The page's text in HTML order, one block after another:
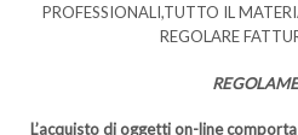
PROFESSIONALI,TUTTO IL
REGOLARE
L’acquisto di oggetti on-line